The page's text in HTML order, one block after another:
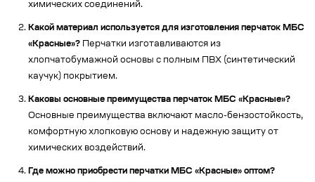
химических соединений.
Какой материал используется для изготовления перчаток МБС
«Красные»? Перчатки изготавливаются из
хлопчатобумажной основы с полным ПВХ (синтетический
каучук) покрытием.
Каковы основные преимущества перчаток МБС «Красные»?
Основные преимущества включают масло-бензостойкость,
комфортную хлопковую основу и надежную защиту от
химических воздействий.
Где можно приобрести перчатки МБС «Красные» оптом?